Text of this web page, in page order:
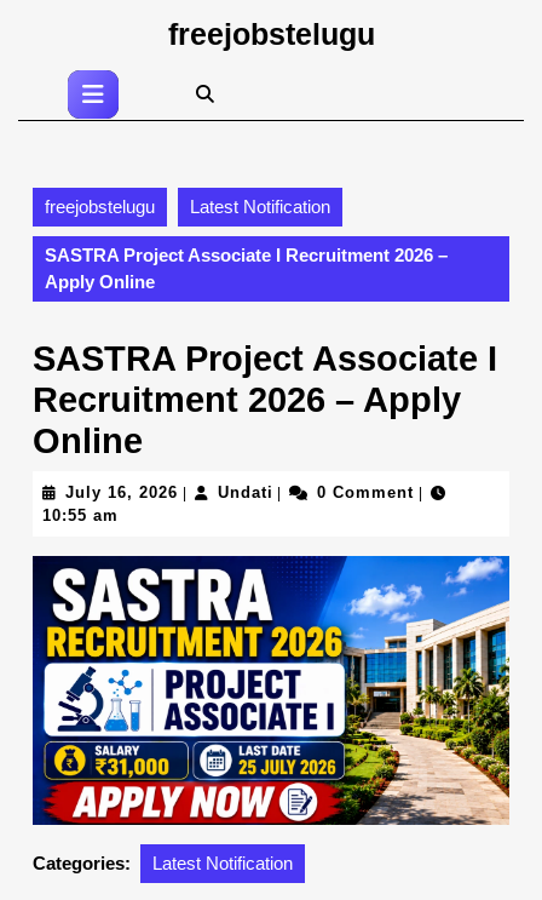
to
freejobstelugu
Open
Button
freejobstelugu Latest Notification
SASTRA Project Associate I Recruitment 2026 –
Apply Online
SASTRA Project Associate I
Recruitment 2026 – Apply
Online
July 16, 2026 July Undati Undati0 Comment
10:55 am
Categories: Latest Notification